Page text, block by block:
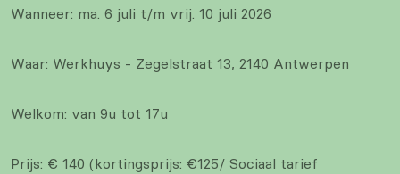
Wanneer: ma. 6 juli t/m vrij. 10 juli 2026
Waar: Werkhuys - Zegelstraat 13, 2140 Antwerpen
Welkom: van 9u tot 17u
Prijs: € 140 (kortingsprijs: €125/ Sociaal tarief